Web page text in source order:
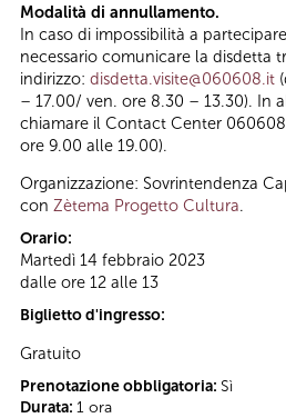
Modalità di annullamento.
In caso di impossibilità a
necessario comunicare la disdetta
indirizzo: disdetta.visite@060608.it
– 17.00/ ven. ore 8.30 – 13.30). In
chiamare il Contact Center
ore 9.00 alle 19.00).
Organizzazione: Sovrintendenza
con Zètema Progetto Cultura.
Orario:
Martedì 14 febbraio 2023
dalle ore 12 alle 13
Biglietto d'ingresso:
Gratuito
Prenotazione obbligatoria: Sì
Durata: 1 ora